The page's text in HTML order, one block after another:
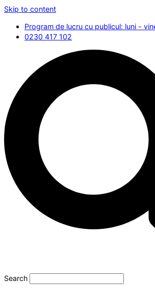
Skip to content
Program de lucru cu publicul: luni -
0230 417 102
Search